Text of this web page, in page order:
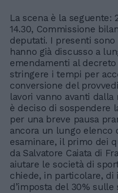
La scena è la seguente:
14.30, Commissione
deputati. I presenti
hanno già discusso a
emendamenti al decreto
stringere i tempi per
conversione del
lavori vanno avanti dalla
è deciso di sospendere
per una breve pausa
ancora un lungo elenco
esaminare, il primo dei
da Salvatore Caiata di
aiutare le società di
chiede, in particolare,
d’imposta del 30% sulle